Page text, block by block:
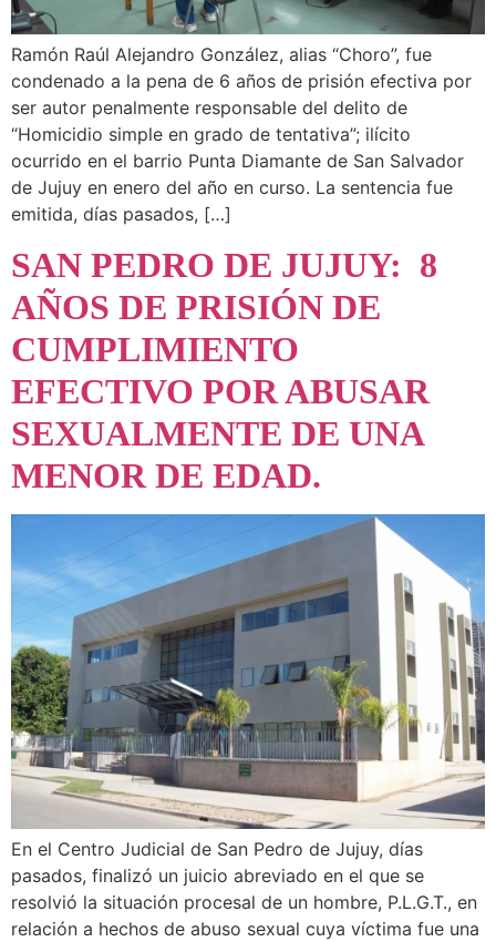
Ramón Raúl Alejandro González, alias “Choro”, fue
condenado a la pena de 6 años de prisión efectiva por
ser autor penalmente responsable del delito de
“Homicidio simple en grado de tentativa”; ilícito
ocurrido en el barrio Punta Diamante de San Salvador
de Jujuy en enero del año en curso. La sentencia fue
emitida, días pasados, […]
SAN PEDRO DE JUJUY: 8
AÑOS DE PRISIÓN DE
CUMPLIMIENTO
EFECTIVO POR ABUSAR
SEXUALMENTE DE UNA
MENOR DE EDAD.
En el Centro Judicial de San Pedro de Jujuy, días
pasados, finalizó un juicio abreviado en el que se
resolvió la situación procesal de un hombre, P.L.G.T., en
relación a hechos de abuso sexual cuya víctima fue una